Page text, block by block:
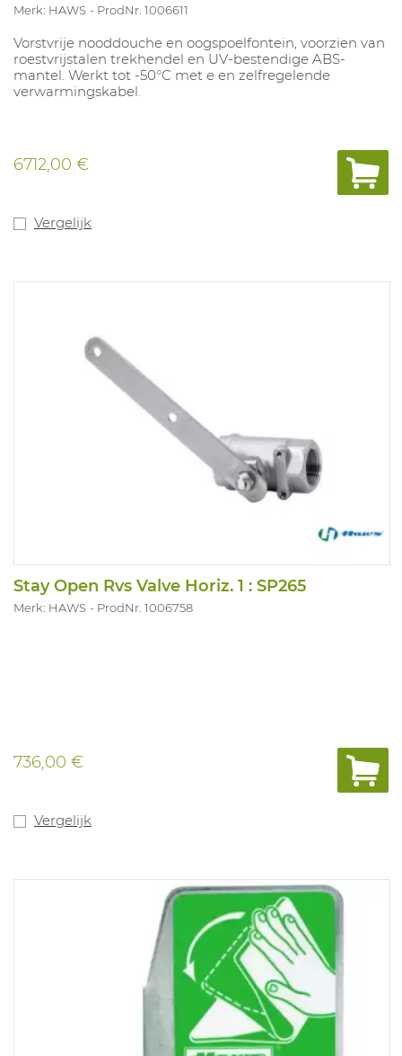
Merk: HAWS ProdNr. 1006611
Vorstvrije nooddouche en oogspoelfontein, voorzien van
roestvrijstalen trekhendel en UV-bestendige ABS-
mantel. Werkt tot -50°C met e en zelfregelende
verwarmingskabel.
6712,00 €
Vergelijk
Stay Open Rvs Valve Horiz. 1 : SP265
Merk: HAWS ProdNr. 1006758
736,00 €
Vergelijk